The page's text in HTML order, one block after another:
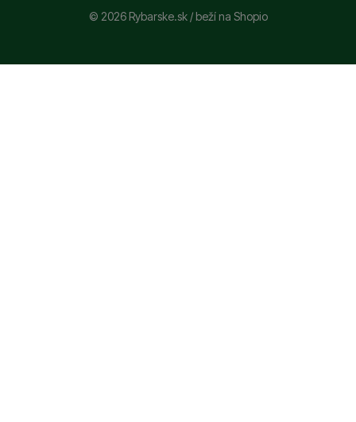
Nákup, doprava, doručenie
Používanie súborov cookie
Rybarske.sk - PNEUMATO s.r.o.
© 2026 Rybarske.sk / beží na Shopio